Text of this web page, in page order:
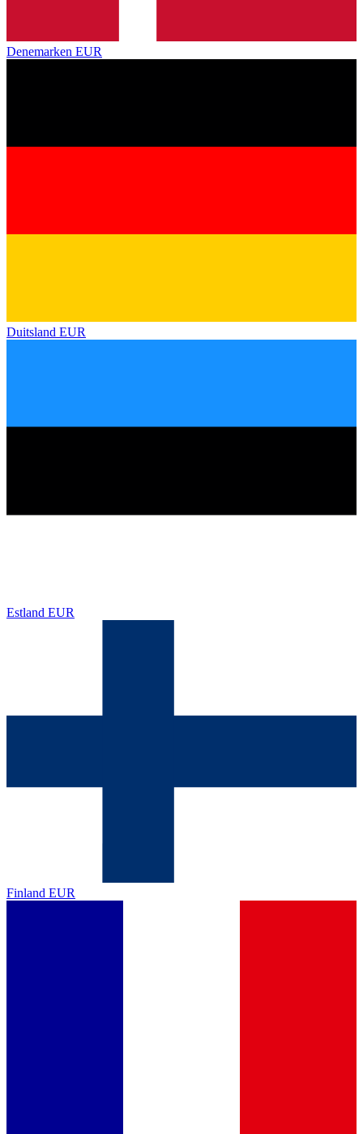
Denemarken EUR
Duitsland EUR
Estland EUR
Finland EUR